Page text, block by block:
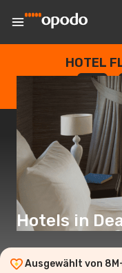
HOTEL
--
TAGE
:
Hotels in
Ausgewählt von